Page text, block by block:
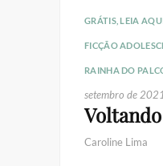
GRÁTIS,LEIA
FICÇÃO
RAINHA DO
setembro de 2021
Caroline Lima